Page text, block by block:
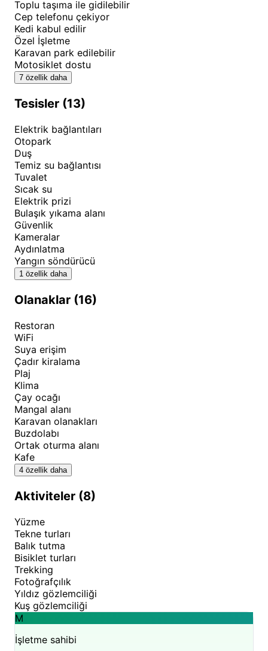
tutar. Market ve temel ihtiyaç malzemelerinin temin
edilebileceği noktalar kamp alanı yakınında yer
almaktadır.
Araç park yeri imkânları geniş ve güvenli olup,
Çöp toplama ve geri dönüşüm hizmetleri, çevre
yardım malzemeleri ve acil durum protokolleri,
misafir güvenliği için hazır bulundurulmaktadır.
📸 Özel Tavsiyeler
Deniz Çadır Karavan Kamp'ta unutulmaz bir deneyim
yaşamak için bazı önemli ipuçlarını paylaşmak
istiyoruz. Sabah erken saatlerde denize girmek, hem
serin sulardan yararlanmak hem de daha az
kalabalık bir ortamda yüzmek için ideal zamandır.
Güneş batımı saatlerinde çekilen fotoğraflar, en
güzel anıları oluşturur.
Yazlık aylar yoğun geçtiğinden, kamp
rezervasyonunuzu önceden yapmanızı tavsiye
ederiz. Mayıs ve eylül ayları, hem hava koşulları hem
de kalabalık açısından ideal seçimlerdir. Deniz
kıyısında konaklamanın avantajlarından yararlanmak
için deniz ayakkabısı ve güneş koruyucu ürünleri
yanınızda bulundurmalısınız.
Yerel balıkçılardan taze deniz ürünleri temin etmek,
lezzet deneyiminizi zenginleştirir. Dikili'nin ünlü
zeytinyağı ve yerel ürünlerini tatmayı unutmamanızı
öneriyoruz. Kamp ateşi için odun teminini önceden
getirecektir.
Toplu taşıma ile gidilebilir
Cep telefonu çekiyor
Kedi kabul edilir
Özel İşletme
Karavan park edilebilir
Motosiklet dostu
7 özellik daha
Tesisler (13)
Elektrik bağlantıları
Otopark
Duş
Temiz su bağlantısı
Tuvalet
Sıcak su
Elektrik prizi
Bulaşık yıkama alanı
Güvenlik
Kameralar
Aydınlatma
Yangın söndürücü
1 özellik daha
Olanaklar (16)
Restoran
WiFi
Suya erişim
Çadır kiralama
Plaj
Klima
Çay ocağı
Mangal alanı
Karavan olanakları
Buzdolabı
Ortak oturma alanı
Kafe
4 özellik daha
Aktiviteler (8)
Yüzme
Tekne turları
Balık tutma
Bisiklet turları
Trekking
Fotoğrafçılık
Yıldız gözlemciliği
Kuş gözlemciliği
M
İşletme sahibi